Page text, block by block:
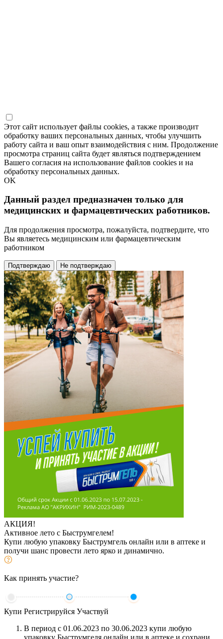
Этот сайт использует файлы cookies, а также производит
обработку ваших персональных данных, чтобы улучшить
работу сайта и ваш опыт взаимодействия с ним. Продолжение
просмотра страниц сайта будет являться подтверждением
Вашего согласия на использование файлов cookies и на
обработку персональных данных.
OK
Данный раздел предназначен только для
медицинских и фармацевтических работников.
Для продолжения просмотра, пожалуйста, подтвердите, что
Вы являетесь медицинским или фармацевтическим
работником
Подтверждаю Не подтверждаю
АКЦИЯ!
Активное лето с Быструмгелем!
Купи любую упаковку Быструмгель онлайн или в аптеке и
получи шанс провести лето ярко и динамично.
Как принять участие?
Купи Регистрируйся Участвуй
В период с 01.06.2023 по 30.06.2023 купи любую